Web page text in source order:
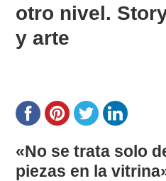
otro nivel.
y arte
«No se trata solo
piezas en la